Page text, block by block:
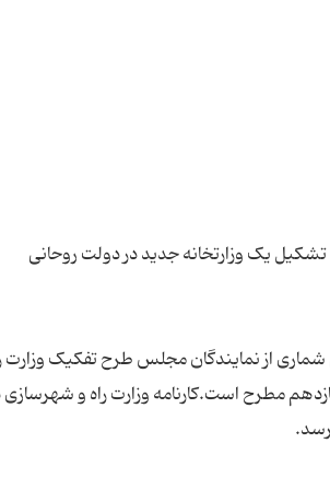
شماری از نمایندگان مجلس طرح تفکیک
مطرح است.کارنامه وزارت راه و شهرسازی